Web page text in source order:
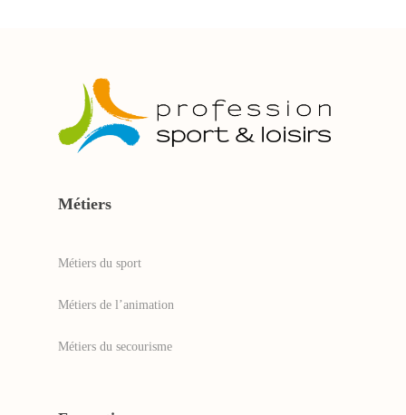
Métiers
Métiers du sport
Métiers de l’animation
Métiers du secourisme